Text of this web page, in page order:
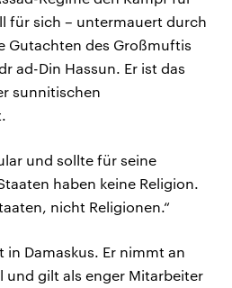
für sich – untermauert durch
Gutachten des Großmuftis
ad-Din Hassun. Er ist das
sunnitischen
und sollte für seine
haben keine Religion.
nicht Religionen.“
Damaskus. Er nimmt an
und gilt als enger Mitarbeiter